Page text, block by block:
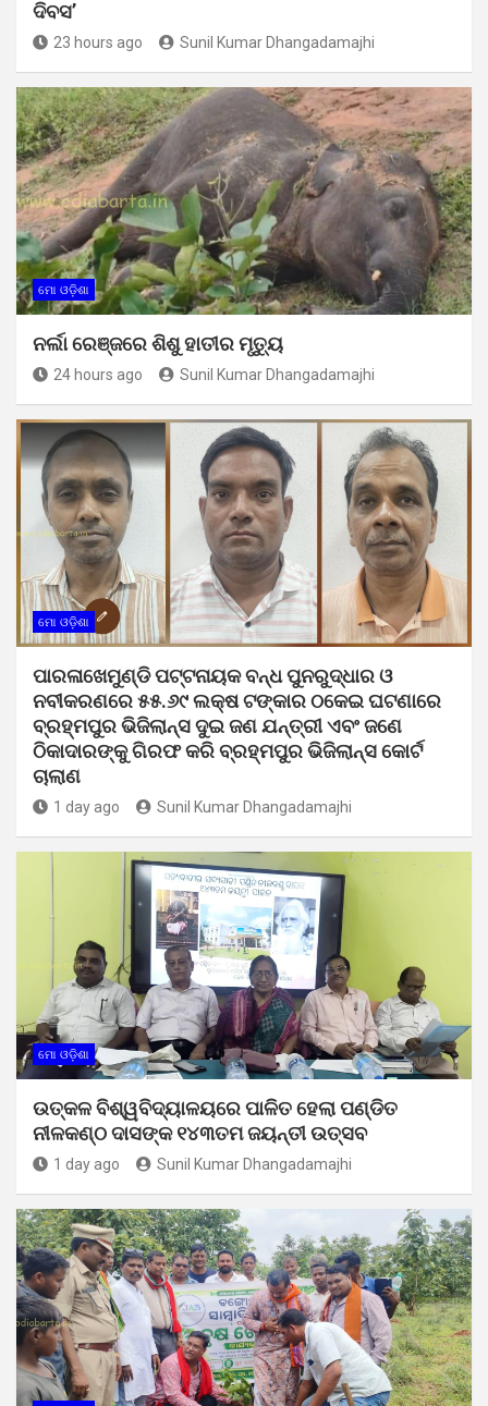
ଦିବସ’
23 hours ago Sunil Kumar Dhangadamajhi
ମୋ ଓଡ଼ିଶା
ନର୍ଲା ରେଞ୍ଜରେ ଶିଶୁ ହାତୀର ମୃତ୍ୟୁ
24 hours ago Sunil Kumar Dhangadamajhi
ମୋ ଓଡ଼ିଶା
ପାରଳାଖେମୁଣ୍ଡି ପଟ୍ଟନାୟକ ବନ୍ଧ ପୁନରୁଦ୍ଧାର ଓ
ନବୀକରଣରେ ୫୫.୬୯ ଲକ୍ଷ ଟଙ୍କାର ଠକେଇ ଘଟଣାରେ
ବ୍ରହ୍ମପୁର ଭିଜିଲାନ୍ସ ଦୁଇ ଜଣ ଯନ୍ତ୍ରୀ ଏବଂ ଜଣେ
ଠିକାଦାରଙ୍କୁ ଗିରଫ କରି ବ୍ରହ୍ମପୁର ଭିଜିଲାନ୍ସ କୋର୍ଟ
ଚାଲାଣ
1 day ago Sunil Kumar Dhangadamajhi
ମୋ ଓଡ଼ିଶା
ଉତ୍କଳ ବିଶ୍ୱବିଦ୍ୟାଳୟରେ ପାଳିତ ହେଲା ପଣ୍ଡିତ
ନୀଳକଣ୍ଠ ଦାସଙ୍କ ୧୪୩ତମ ଜୟନ୍ତୀ ଉତ୍ସବ
1 day ago Sunil Kumar Dhangadamajhi